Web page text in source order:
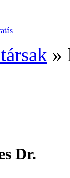
»
Dr.